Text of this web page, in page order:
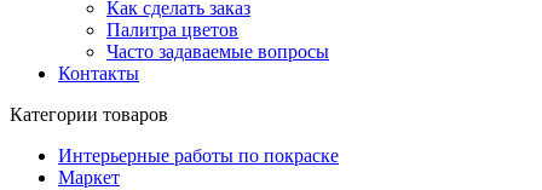
Как сделать заказ
Палитра цветов
Часто задаваемые вопросы
Контакты
Категории товаров
Интерьерные работы по покраске
Маркет